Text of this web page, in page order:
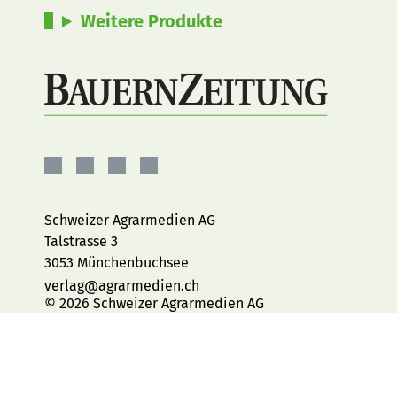
Weitere Produkte
Facebook
Instagram
YouTubeLinkedIn
Schweizer Agrarmedien AG
Talstrasse 3
3053 Münchenbuchsee
verlag@agrarmedien.ch
© 2026 Schweizer Agrarmedien AG